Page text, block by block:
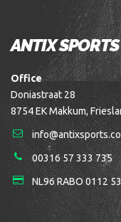
ANTIX SPORTS
Office
Doniastraat 28
8754 EK Makkum,
00316 57 333 735
NL96 RABO 0112